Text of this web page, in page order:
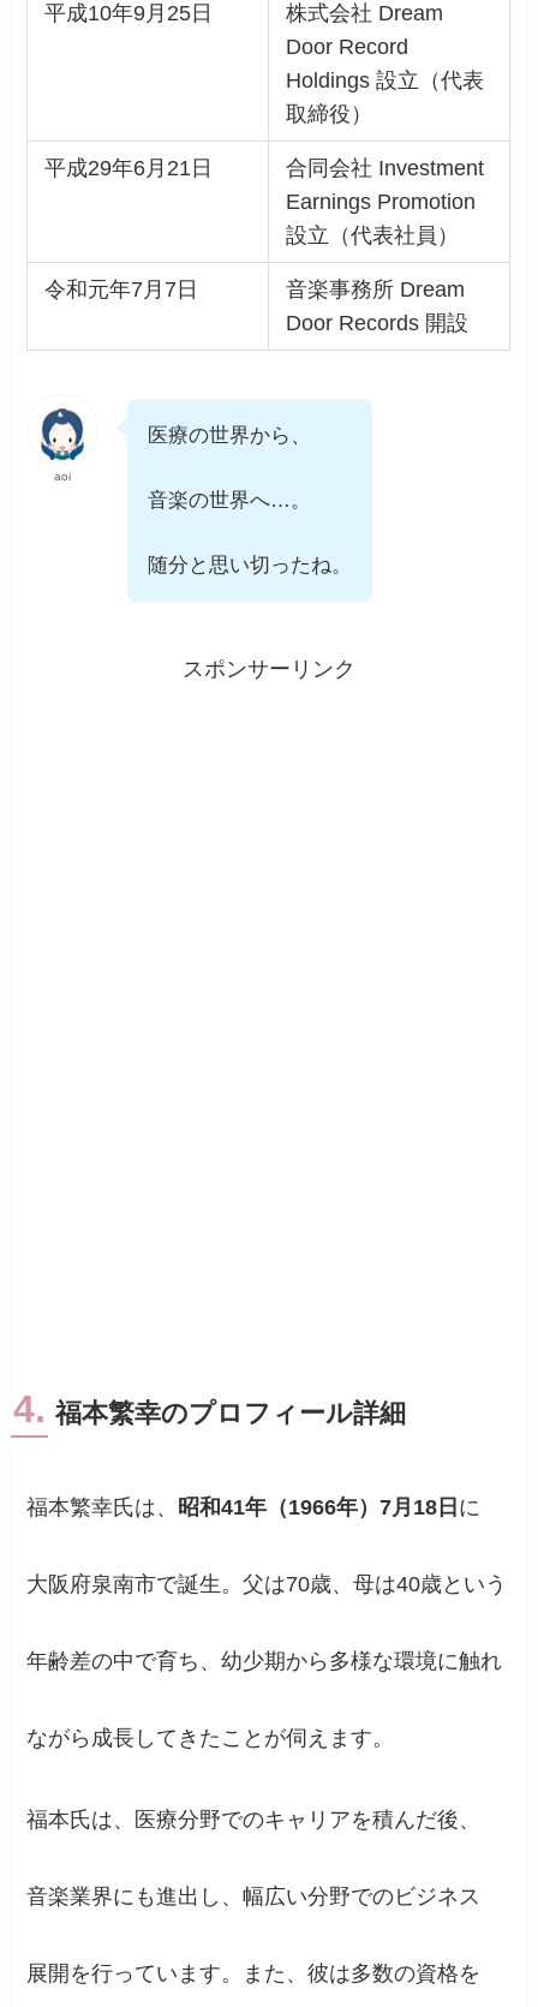
平成10年9月25日
株式会社 Dream
Door Record
Holdings 設立（代表
取締役）
平成29年6月21日
合同会社 Investment
Earnings Promotion
設立（代表社員）
令和元年7月7日
音楽事務所 Dream
Door Records 開設
aoi
医療の世界から、
音楽の世界へ…。
随分と思い切ったね。
スポンサーリンク
4. 福本繁幸のプロフィール詳細
福本繁幸氏は、 昭和41年（1966年）7月18日 に
大阪府泉南市で誕生。父は70歳、母は40歳という
年齢差の中で育ち、幼少期から多様な環境に触れ
ながら成長してきたことが伺えます。
福本氏は、医療分野でのキャリアを積んだ後、
音楽業界にも進出し、幅広い分野でのビジネス
展開を行っています。また、彼は多数の資格を